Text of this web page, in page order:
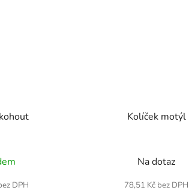
DPH
Kolíček motýl
Na dotaz
78,51 Kč bez DPH